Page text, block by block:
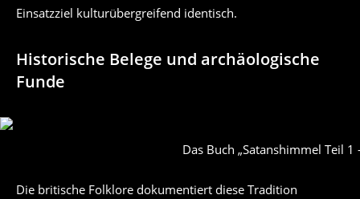
Einsatzziel kulturübergreifend identisch.
Historische Belege und archäologische
Funde
Das Buch „Satanshimmel Teil
Die britische Folklore dokumentiert diese Tradition